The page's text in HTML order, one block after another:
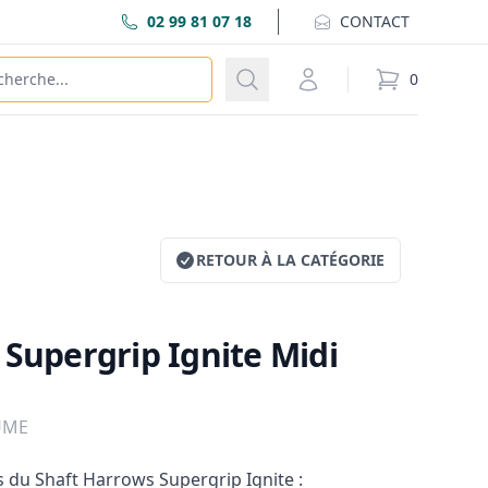
02 99 81 07 18 CONTACT
RechercheMon compte 0
éléments
RETOUR À LA CATÉGORIE
Ignite Midi
du Shaft Harrows Supergrip Ignite :